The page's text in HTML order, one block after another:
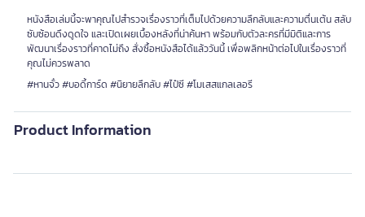
หนังสือเล่มนี้จะพาคุณไปสำรวจเรื่องราวที่เต็มไปด้วยความลึกลับและความตื่นเต้น สลับ
ซับซ้อนดึงดูดใจ และเปิดเผยเบื้องหลังที่น่าค้นหา พร้อมกับตัวละครที่มีมิติและการ
พัฒนาเรื่องราวที่คาดไม่ถึง สั่งซื้อหนังสือได้แล้ววันนี้ เพื่อพลิกหน้าต่อไปในเรื่องราวที่
คุณไม่ควรพลาด
#หานจั๋ว #บอดี้การ์ด #นิยายลึกลับ #ไป๋ซี #โมเสสแกลเลอรี
Product Information